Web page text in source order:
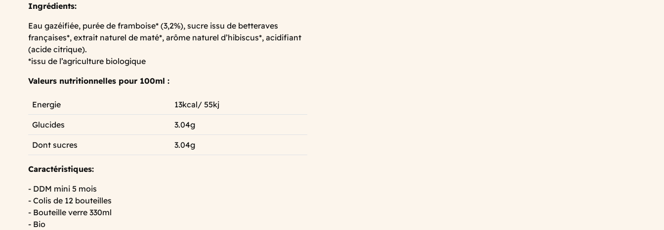
Ingrédients:
Eau gazéifiée, purée de framboise* (3,2%), sucre issu de betteraves
françaises*, extrait naturel de maté*, arôme naturel d’hibiscus*, acidifiant
(acide citrique).
*issu de l’agriculture biologique
Valeurs nutritionnelles pour 100ml :
Energie 13kcal/ 55kj
Glucides 3.04g
Dont sucres 3.04g
Caractéristiques:
- DDM mini 5 mois
- Colis de 12 bouteilles
- Bouteille verre 330ml
- Bio